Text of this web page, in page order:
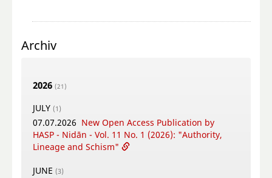
Archiv
2026 (21)
JULY (1)
07.07.2026 New Open Access Publication by
HASP - Nidān - Vol. 11 No. 1 (2026): "Authority,
Lineage and Schism"
JUNE (3)